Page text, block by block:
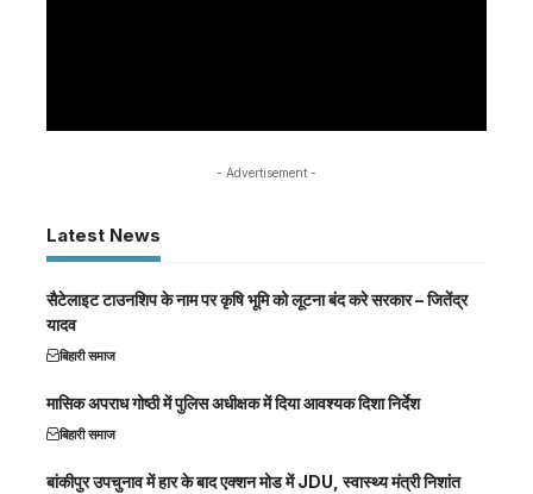
- Advertisement -
Latest News
सैटेलाइट टाउनशिप के नाम पर कृषि भूमि को लूटना बंद करे सरकार – जितेंद्र
यादव
बिहारी समाज
मासिक अपराध गोष्ठी में पुलिस अधीक्षक में दिया आवश्यक दिशा निर्देश
बिहारी समाज
बांकीपुर उपचुनाव में हार के बाद एक्शन मोड में JDU, स्वास्थ्य मंत्री निशांत